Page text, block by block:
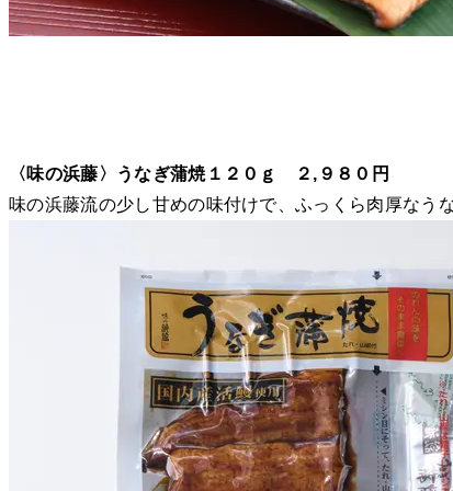
〈味の浜藤〉うなぎ蒲焼１２０ｇ ２,９８０円
味の浜藤流の少し甘めの味付けで、ふっくら肉厚なう